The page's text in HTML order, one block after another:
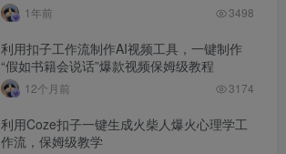
1年前 3498
利用扣子工作流制作AI视频工具，一键制作
“假如书籍会说话”爆款视频保姆级教程
12个月前 3174
利用Coze扣子一键生成火柴人爆火心理学工
作流，保姆级教学